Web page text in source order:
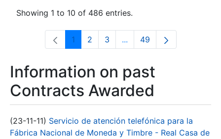
Showing 1 to 10 of 486 entries.
Page
1 Page
2 Page
3 ...Intermediate Pages Use
Page
49
Information on past
Contracts Awarded
(23-11-11) Servicio de atención telefónica para la
Fábrica Nacional de Moneda y Timbre - Real Casa de